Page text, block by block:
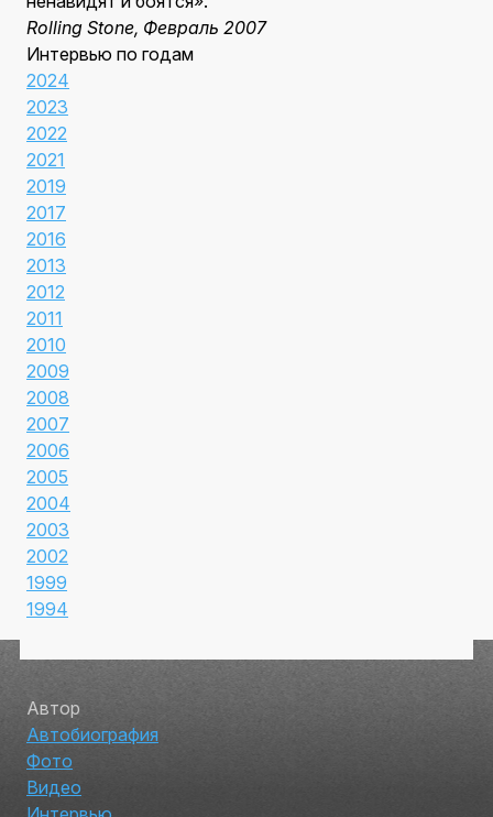
Rolling Stone, Февраль 2007
Интервью по годам
2024
2023
2022
2021
2019
2017
2016
2013
2012
2011
2010
2009
2008
2007
2006
2005
2004
2003
2002
1999
1994
Автор
Автобиография
Фото
Видео